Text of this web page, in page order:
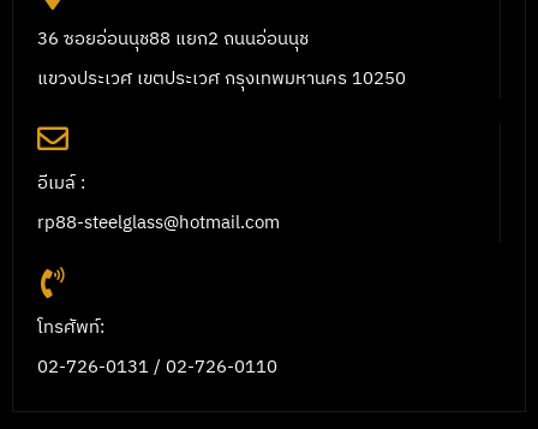
36 ซอยอ่อนนุช88 แยก2 ถนนอ่อนนุช
แขวงประเวศ เขตประเวศ กรุงเทพมหานคร 10250
อีเมล์ :
rp88-steelglass@hotmail.com
โทรศัพท์:
02-726-0131 / 02-726-0110